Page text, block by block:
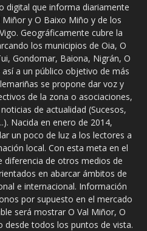
digital que informa diariamente
y O Baixo Miño y de los
Geográficamente cubre la
los municipios de Oia, O
Gondomar, Baiona, Nigrán, O
a un público objetivo de más
se propone dar voz y
de la zona o asociaciones,
de actualidad (Sucesos,
Nacida en enero de 2014,
un poco de luz a los lectores a
local. Con esta meta en el
diferencia de otros medios de
en abarcar ámbitos de
e internacional. Información
por supuesto en el mercado
será mostrar O Val Miñor, O
desde todos los puntos de vista.